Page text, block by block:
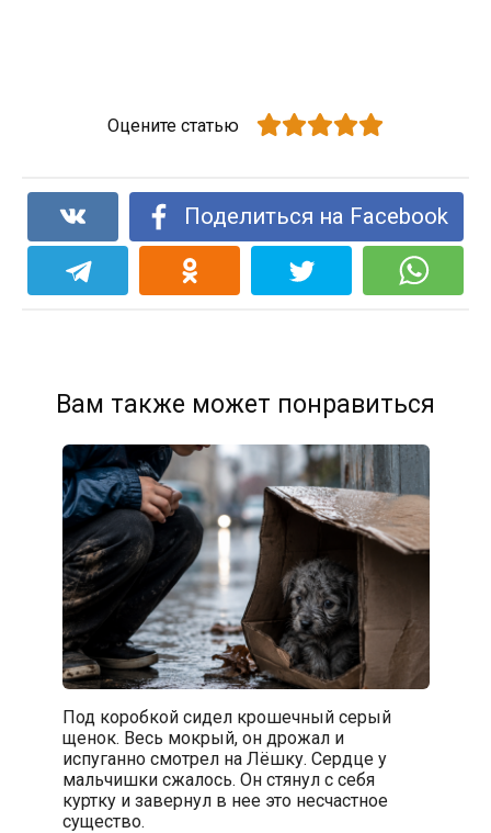
Оцените статью
Поделиться на Facebook
Вам также может понравиться
Под коробкой сидел крошечный серый
щенок. Весь мокрый, он дрожал и
испуганно смотрел на Лёшку. Сердце у
мальчишки сжалось. Он стянул с себя
куртку и завернул в нее это несчастное
существо.